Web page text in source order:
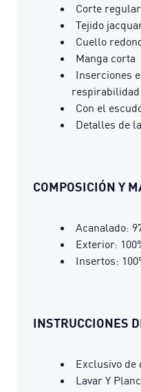
Corte regular
Tejido
Cuello
Manga corta
Inserciones
respirabilidad
Con el
Detalles de
COMPOSICIÓN Y
Acanalado:
Exterior:
Insertos:
INSTRUCCIONES
Exclusivo de
Lavar Y